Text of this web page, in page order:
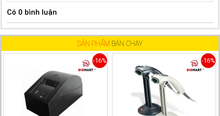
Có 0 bình luận
SẢN PHẨM BÁN CHẠY
-16% -16%